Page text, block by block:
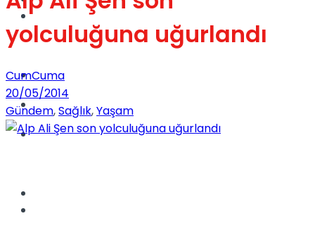
Kadınca
Türkiye
Müzik
yolculuğuna uğurlandı
CumCuma
20/05/2014
Gündem,Sağlık,Yaşam